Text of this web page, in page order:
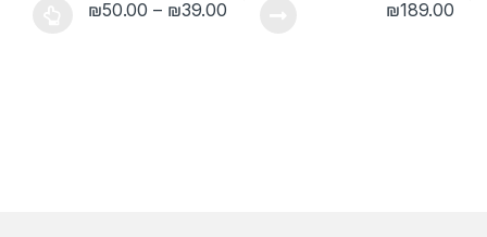
₪189.00
₪39.00
–
₪50.00 טווח מחירים: ⁦₪39.00⁩ עד